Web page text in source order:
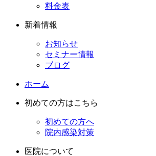
料金表
新着情報
お知らせ
セミナー情報
ブログ
ホーム
初めての方はこちら
初めての方へ
院内感染対策
医院について